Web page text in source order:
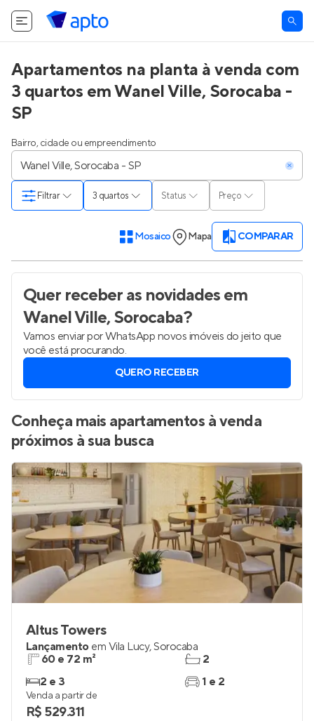
Apartamentos na planta à venda com
3 quartos em Wanel Ville, Sorocaba -
SP
Bairro, cidade ou empreendimento
3 quartos Status Preço
Filtrar
Mosaico Mapa COMPARAR
Quer receber as novidadesem
Wanel Ville, Sorocaba?
Vamos enviar por WhatsApp novos imóveis do jeito que
você está procurando.
QUERO RECEBER
Conheça mais apartamentos à venda
próximos à sua busca
Altus Towers
Lançamento em Vila Lucy,Sorocaba
60 e 72 m²
2 e 3
2
1 e 2
Venda a partir de
R$ 529.311